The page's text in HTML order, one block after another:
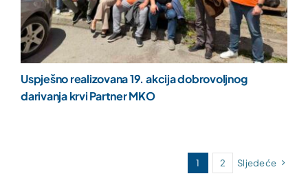
Uspješno realizovana 19. akcija dobrovoljnog
darivanja krvi Partner MKO
1 2 Sljedeće